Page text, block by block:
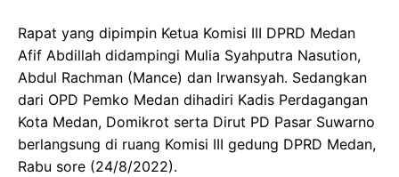
Rapat yang dipimpin Ketua Komisi III DPRD Medan
Afif Abdillah didampingi Mulia Syahputra Nasution,
Abdul Rachman (Mance) dan Irwansyah. Sedangkan
dari OPD Pemko Medan dihadiri Kadis Perdagangan
Kota Medan, Domikrot serta Dirut PD Pasar Suwarno
berlangsung di ruang Komisi III gedung DPRD Medan,
Rabu sore (24/8/2022).